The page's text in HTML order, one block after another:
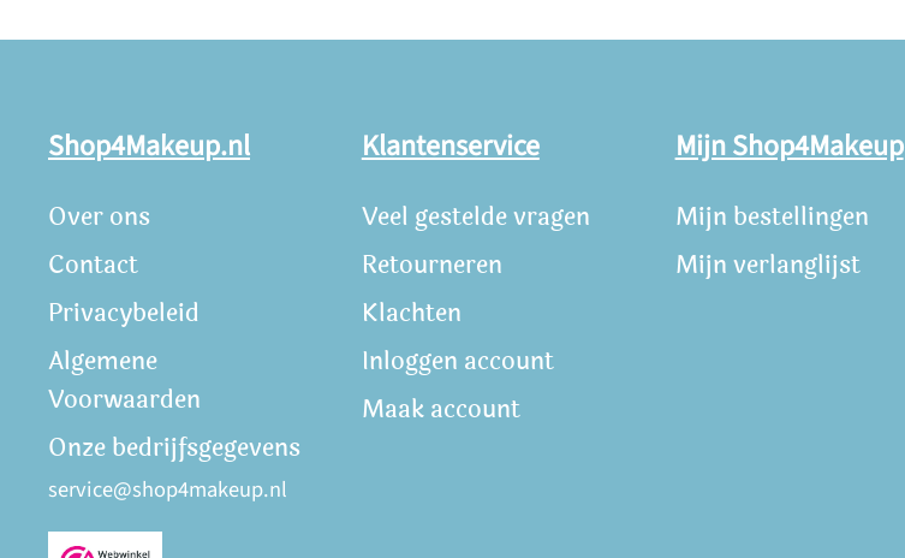
Shop4Makeup.nl
Over ons
Contact
Privacybeleid
Algemene
Voorwaarden
Onze bedrijfsgegevens
service@shop4makeup.nl
Klantenservice
Veel gestelde vragen
Retourneren
Klachten
Inloggen account
Maak account
Mijn Shop4Makeup
Mijn bestellingen
Mijn verlanglijst